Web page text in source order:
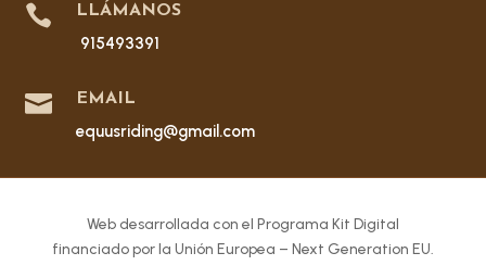
 LLÁMANOS
915493391
 EMAIL
equusriding@gmail.com
Web desarrollada con el Programa Kit Digital
financiado por la Unión Europea – Next Generation EU.